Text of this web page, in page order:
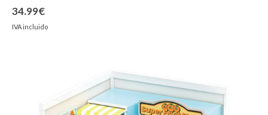
34.99€
IVA incluido